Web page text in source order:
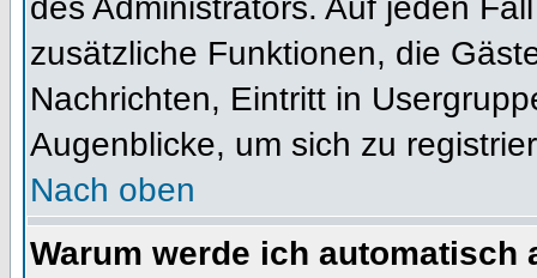
zusätzliche Funktionen, die
Nachrichten, Eintritt in
Augenblicke, um sich zu
Nach oben
Warum werde ich automatisch